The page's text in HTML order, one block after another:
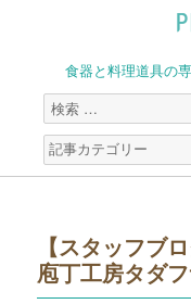
食器と料理道具の
検
索
対
象:
【スタッフブ
庖丁工房タダ